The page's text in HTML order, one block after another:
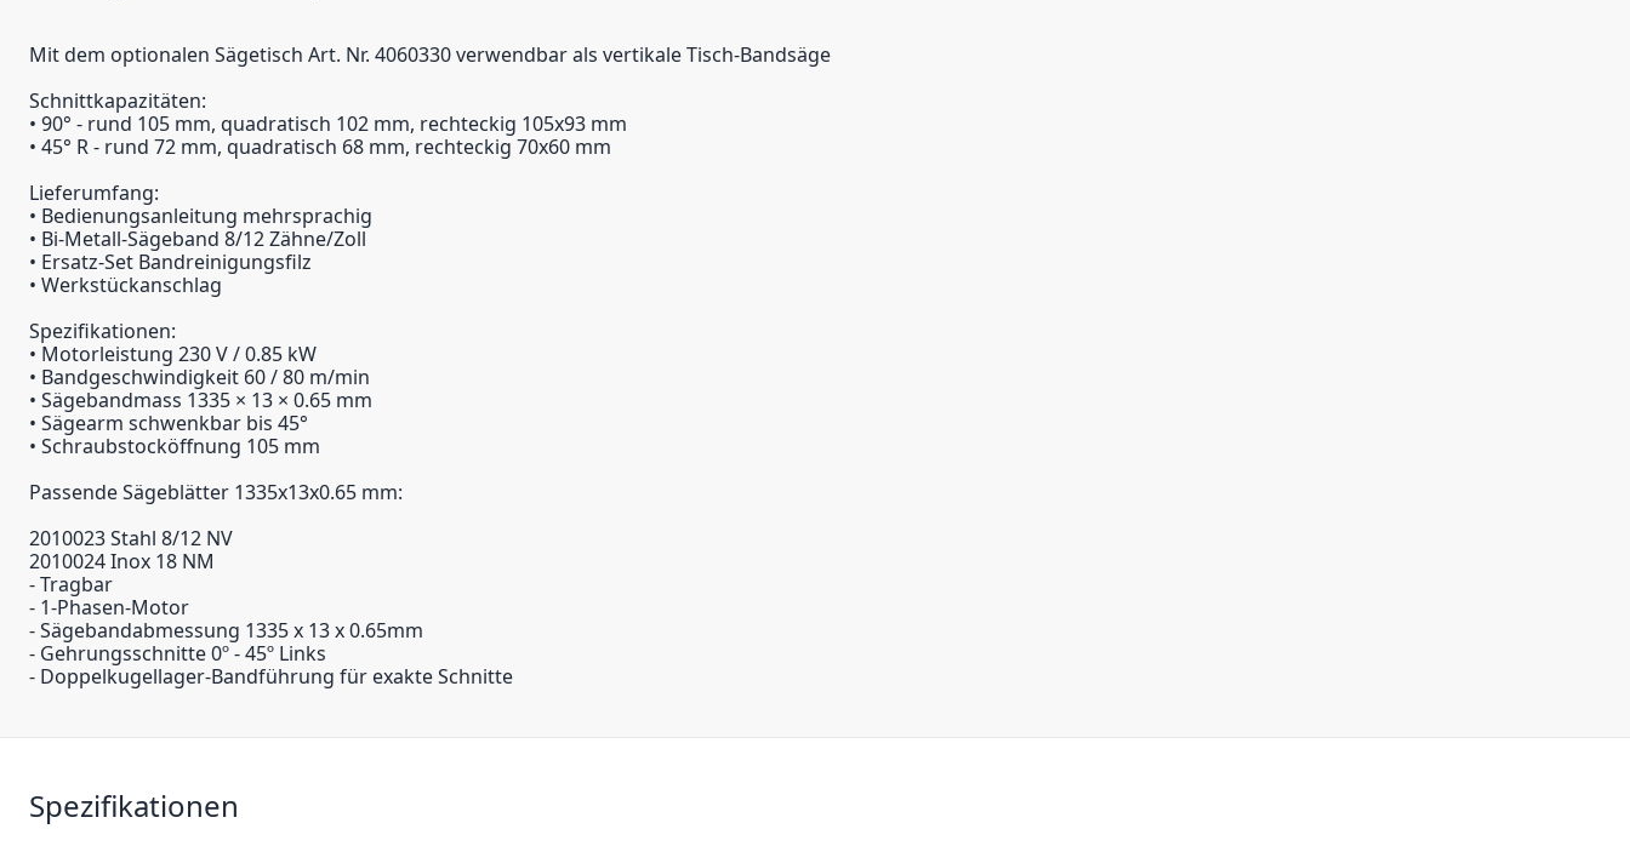
Mit dem optionalen Sägetisch Art. Nr. 4060330 verwendbar als vertikale Tisch-Bandsäge
Schnittkapazitäten:
• 90° - rund 105 mm, quadratisch 102 mm, rechteckig 105x93 mm
• 45° R - rund 72 mm, quadratisch 68 mm, rechteckig 70x60 mm
Lieferumfang:
• Bedienungsanleitung mehrsprachig
• Bi-Metall-Sägeband 8/12 Zähne/Zoll
• Ersatz-Set Bandreinigungsfilz
• Werkstückanschlag
Spezifikationen:
• Motorleistung 230 V / 0.85 kW
• Bandgeschwindigkeit 60 / 80 m/min
• Sägebandmass 1335 × 13 × 0.65 mm
• Sägearm schwenkbar bis 45°
• Schraubstocköffnung 105 mm
Passende Sägeblätter 1335x13x0.65 mm:
2010023 Stahl 8/12 NV
2010024 Inox 18 NM
- Tragbar
- 1-Phasen-Motor
- Sägebandabmessung 1335 x 13 x 0.65mm
- Gehrungsschnitte 0º - 45º Links
- Doppelkugellager-Bandführung für exakte Schnitte
Spezifikationen